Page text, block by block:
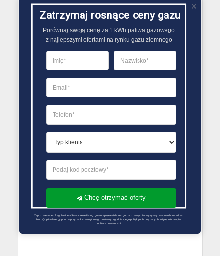
benzynowych. W takiej sytuacji cena napełnienia
butli wynosi wyłącznie cenę znajdującego się w
niej gazu..
PORÓWNYWARKA OFERT GAZU
Zatrzymaj rosnące ceny gazu
Porównaj swoją cenę za 1 kWh paliwa gazowego
z najlepszymi ofertami na rynku gazu ziemnego
Chcę otrzymać oferty
Zapoznałem się z Regulaminem Świadczenie Usług i go akceptuję Każdą ze zgód można wycofać wysyłając wiadomość na adres
biuro@optimalenergy.pl lub w przypadku zewnętrznego dostawcy, zgodnie z jego polityką ochrony danych. Więcej informacji w
polityce prywatności